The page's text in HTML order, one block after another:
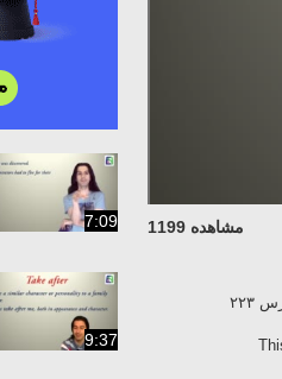
مشاهده 1199 7:09
9:37